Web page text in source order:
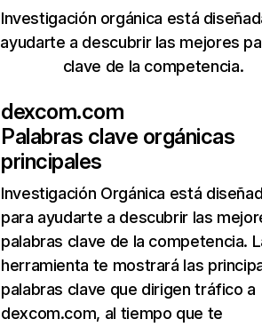
Investigación orgánica está
ayudarte a descubrir las mejores
clave de la competencia.
dexcom.com
Palabras clave orgánicas
principales
Investigación Orgánica está
para ayudarte a descubrir las
palabras clave de la competencia.
herramienta te mostrará las
palabras clave que dirigen tráfico a
dexcom.com, al tiempo que te